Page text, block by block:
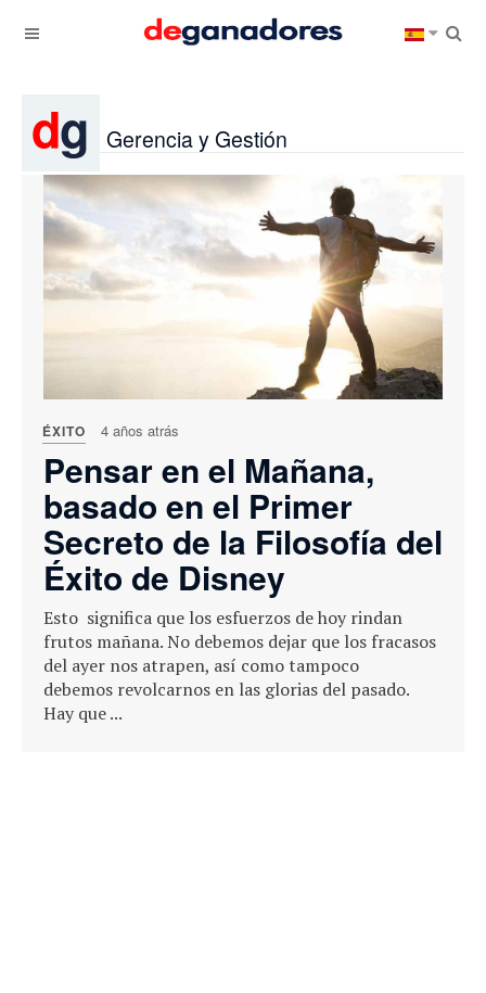
dg Gerencia y Gestión
ÉXITO 4 años atrás
Pensar en el Mañana,
basado en el Primer
Secreto de la Filosofía del
Éxito de Disney
Esto significa que los esfuerzos de hoy rindan
frutos mañana. No debemos dejar que los fracasos
del ayer nos atrapen, así como tampoco
debemos revolcarnos en las glorias del pasado.
Hay que ...